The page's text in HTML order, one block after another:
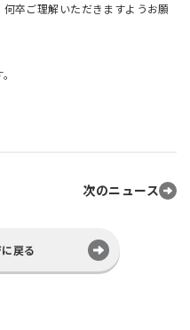
卒ご理解いただきますようお願
次のニュース
戻る